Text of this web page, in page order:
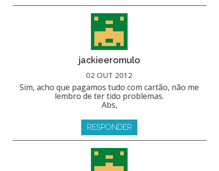
jackieeromulo
02 OUT 2012
Sim, acho que pagamos tudo com cartão, não me
lembro de ter tido problemas.
Abs,
RESPONDER